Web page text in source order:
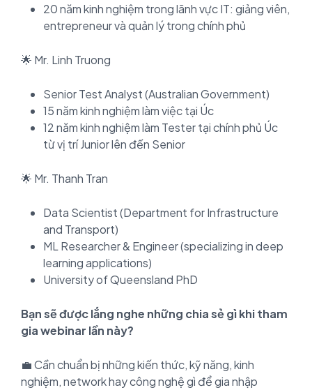
20 năm kinh nghiệm trong lãnh vực IT: giảng viên,
entrepreneur và quản lý trong chính phủ
🌟 Mr. Linh Truong
Senior Test Analyst (Australian Government)
15 năm kinh nghiệm làm việc tại Úc
12 năm kinh nghiệm làm Tester tại chính phủ Úc
từ vị trí Junior lên đến Senior
🌟 Mr. Thanh Tran
Data Scientist (Department for Infrastructure
and Transport)
ML Researcher & Engineer (specializing in deep
learning applications)
University of Queensland PhD
Bạn sẽ được lắng nghe những chia sẻ gì khi tham
gia webinar lần này?
💼 Cần chuẩn bị những kiến thức, kỹ năng, kinh
nghiệm, network hay công nghệ gì để gia nhập